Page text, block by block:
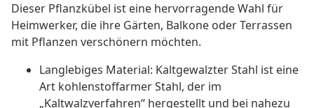
Dieser Pflanzkübel ist eine hervorragende Wahl für
Heimwerker, die ihre Gärten, Balkone oder Terrassen
mit Pflanzen verschönern möchten.
Langlebiges Material: Kaltgewalzter Stahl ist eine
Art kohlenstoffarmer Stahl, der im
„Kaltwalzverfahren“ hergestellt und bei nahezu